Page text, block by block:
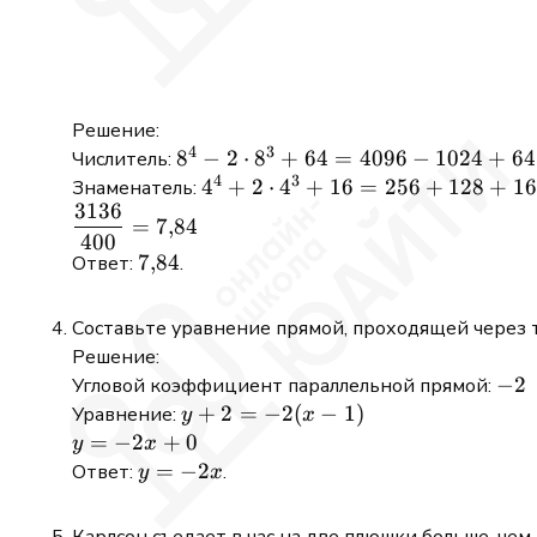
Решение:
Числитель: 8^4 -
2
\cdot
8^3
+ 64
4096
1024
+ 64
=
3136
84 − 2 ⋅ 83 + 64 = 4096 − 1024 + 64
Знаменатель: 4^4
=
+
128
=
44 + 2 ⋅ 43 + 16 = 256 + 128 + 16
\dfrac{3136}
{400} =
7{,}84
400
3136
= 7,84
Ответ: 7{,}84
7,84.
Составьте уравнение прямой, проходящей через
Решение:
Угловой коэффициент параллельной прямой: -2
−2
Уравнение: y +
2 =
-2(x
y + 2 = −2(x − 1)
y
=
+
y = −2x + 0
Ответ: y
y = −2x.